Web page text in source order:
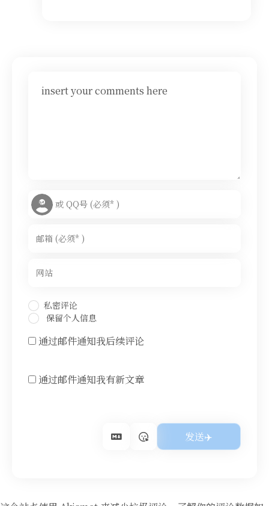
insert your comments here
私密评论
保留个人信息
通过邮件通知我后续评论
通过邮件通知我有新文章